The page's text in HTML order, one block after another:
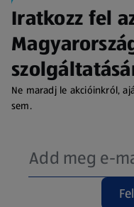
Iratkozz fel
Ne maradj le akcióinkról,
sem.